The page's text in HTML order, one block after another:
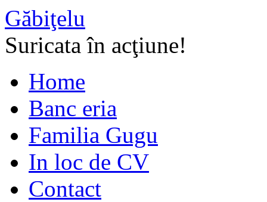
Găbiţelu
Suricata în acţiune!
Home
Banc eria
Familia Gugu
In loc de CV
Contact